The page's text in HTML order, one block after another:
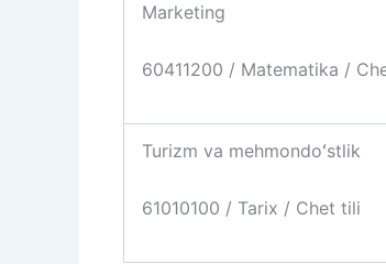
Marketing
60411200 / Matematika /
Turizm va mehmondoʻstlik
61010100 / Tarix / Chet tili